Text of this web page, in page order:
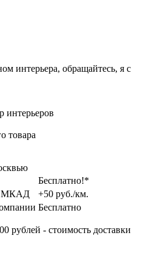
интерьера, обращайтесь, я с
интерьеров
товара
Бесплатно!*
МКАД
+50 руб./км.
Бесплатно
рублей - стоимость доставки